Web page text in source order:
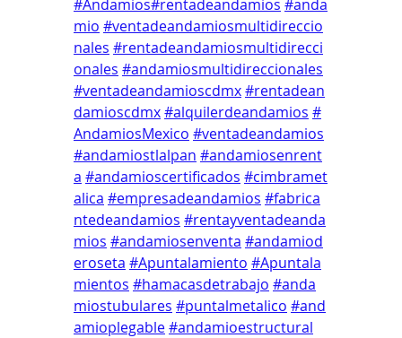
#Andamios#rentadeandamios #anda
mio #ventadeandamiosmultidireccio
nales #rentadeandamiosmultidirecci
onales #andamiosmultidireccionales
#ventadeandamioscdmx#rentadean
damioscdmx#alquilerdeandamios #
AndamiosMexico #ventadeandamios
#andamiostlalpan #andamiosenrent
a #andamioscertificados #cimbramet
alica #empresadeandamios #fabrica
ntedeandamios #rentayventadeanda
mios #andamiosenventa #andamiod
eroseta #Apuntalamiento #Apuntala
mientos #hamacasdetrabajo #anda
miostubulares #puntalmetalico #and
amioplegable#andamioestructural